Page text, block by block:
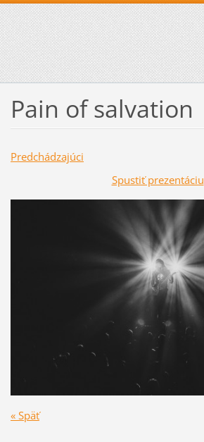
Pain of salvation
Predchádzajúci
Spustiť prezentáciu
« Späť